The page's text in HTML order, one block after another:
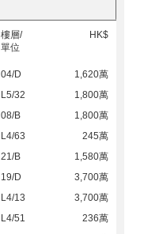
樓層/
單位
HK$
04/D
1,620萬
L5/32
1,800萬
08/B
1,800萬
L4/63
245萬
21/B
1,580萬
19/D
3,700萬
L4/13
3,700萬
L4/51
236萬